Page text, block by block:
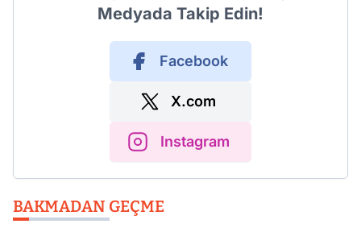
Medyada Takip Edin!
Facebook
X.com
Instagram
BAKMADAN GEÇME